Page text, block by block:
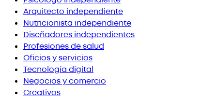
Arquitecto independiente
Nutricionista independiente
Diseñadores independientes
Profesiones de salud
Oficios y servicios
Tecnología digital
Negocios y comercio
Creativos